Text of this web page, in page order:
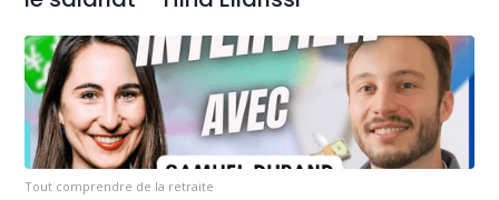
Tout comprendre de la retraite